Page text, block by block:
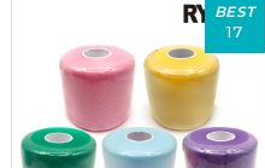
BEST
17